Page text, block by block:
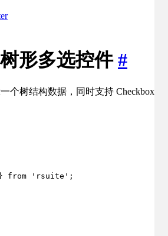
形多选控件 #
个树结构数据，同时支持 Checkbox
from 'rsuite' ;